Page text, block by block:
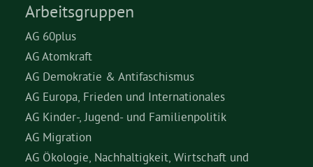
Arbeitsgruppen
AG 60plus
AG Atomkraft
AG Demokratie & Antifaschismus
AG Europa, Frieden und Internationales
AG Kinder-, Jugend- und Familienpolitik
AG Migration
AG Ökologie, Nachhaltigkeit, Wirtschaft und